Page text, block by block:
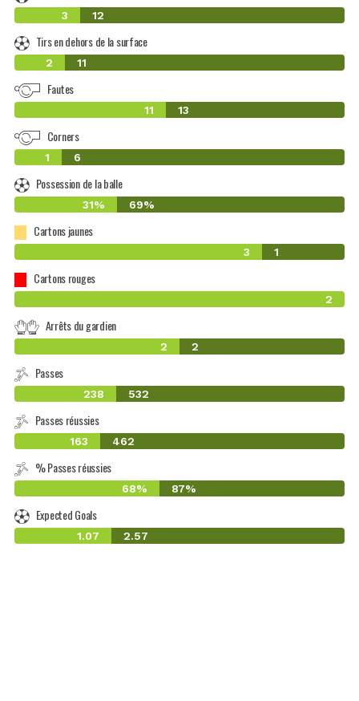
3 12
Tirs en dehors de la surface
2 11
Fautes
11 13
Corners
1 6
Possession de la balle
31% 69%
Cartons jaunes
3 1
Cartons rouges
2
Arrêts du gardien
2 2
Passes
238 532
Passes réussies
163 462
% Passes réussies
68% 87%
Expected Goals
1.07 2.57